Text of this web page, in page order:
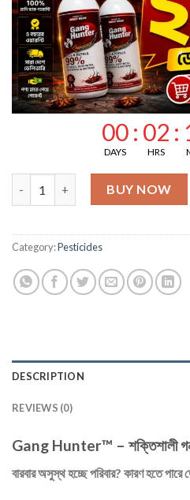
00
DAYS
: 02
HRS
:
Gang Hunter-এর ২টি জার (গন্ধহীন
BUY NOW
Category:Pesticides
DESCRIPTION
REVIEWS (0)
Gang Hunter™ – শক্তিশালী
বারবার অসুস্থ হচ্ছে পরিবার? কারণ হতে পারে